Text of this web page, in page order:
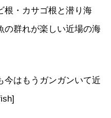
根・カサゴ根と潜り海
の群れが楽しい近場の海
今はもうガンガンいて近